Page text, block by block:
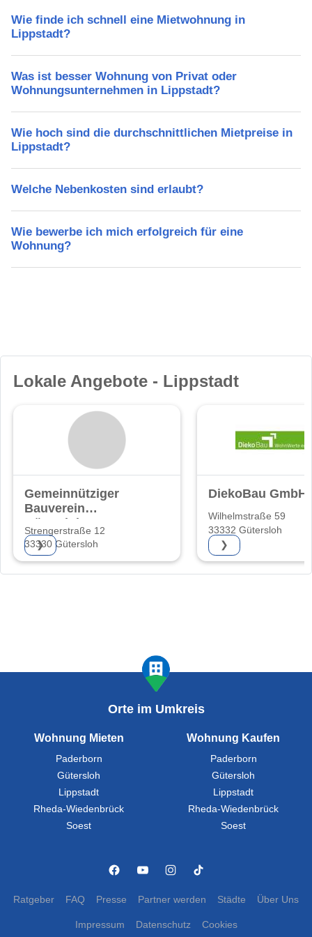
Wie finde ich schnell eine Mietwohnung in
Lippstadt?
Was ist besser Wohnung von Privat oder
Wohnungsunternehmen in Lippstadt?
Wie hoch sind die durchschnittlichen Mietpreise in
Lippstadt?
Welche Nebenkosten sind erlaubt?
Wie bewerbe ich mich erfolgreich für eine
Wohnung?
Lokale Angebote - Lippstadt
Gemeinnütziger
Bauverein
Gütersloh eG
Strengerstraße 12
33330 Gütersloh
❯
DiekoBau GmbH
Wilhelmstraße 59
33332 Gütersloh
❯
Orte im Umkreis
Wohnung Mieten
Paderborn
Gütersloh
Lippstadt
Rheda-Wiedenbrück
Soest
Wohnung Kaufen
Paderborn
Gütersloh
Lippstadt
Rheda-Wiedenbrück
Soest
Ratgeber FAQ Presse Partner werden Städte Über Uns
Impressum Datenschutz Cookies